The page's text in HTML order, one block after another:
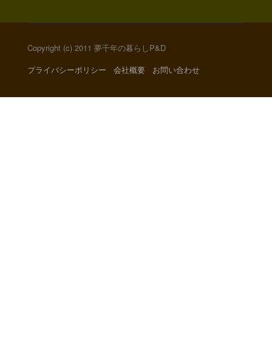
Copyright (c) 2011 夢千年の暮らしP&D
プライバシーポリシー
会社概要 お問い合わせ